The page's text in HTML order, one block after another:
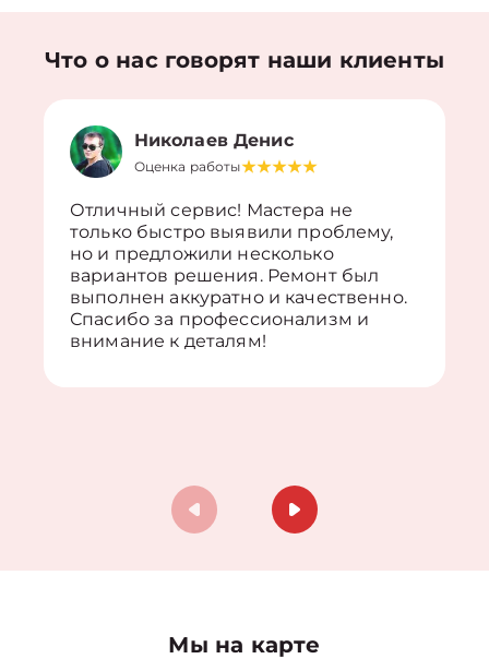
Что о нас говорят наши клиенты
Николаев Денис
Оценка работы
Отличный сервис! Мастера не
только быстро выявили проблему,
но и предложили несколько
вариантов решения. Ремонт был
выполнен аккуратно и качественно.
Спасибо за профессионализм и
внимание к деталям!
Мы на карте